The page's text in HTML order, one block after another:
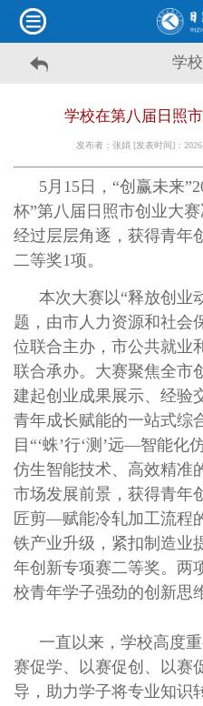
学
学校在第八届日照
发布者：张娟 [发表时间]：
5月 15 日， “创赢未来
杯”第八届日照市创业大
经过层层角逐，获得青年
二等奖1项。
本次大赛以“释放创业
题，由市人力资源和社会
位联合主办，市公共就业
联合承办。大赛聚焦全市
建起创业成果展示、经验
青年成长赋能的一站式综
目 “‘蛛’行‘测 ’远—智能化
仿生智能技术、高效精准
市场发展前景 ，获得青年
匠剪—赋能冷轧加工流程
铁产业升级，紧扣制造业
年创新专项赛二等奖。 两
校青年学子强劲的创新思
一直以来，学校高度
赛促学、以赛促创、以赛
导，助力学子将专业知识